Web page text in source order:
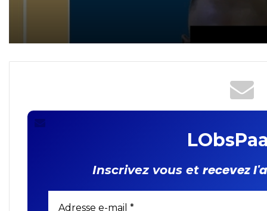
cybercriminalité : un
revendeur de cartes SIM
interpellé !
Inscrivez vous et recevez